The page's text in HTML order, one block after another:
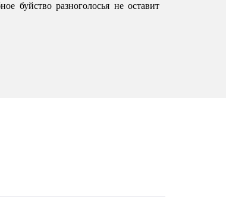
буйство разноголосья не оставит